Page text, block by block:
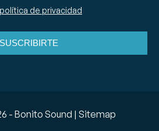
política de privacidad
SUSCRIBIRTE
- Bonito Sound | Sitemap